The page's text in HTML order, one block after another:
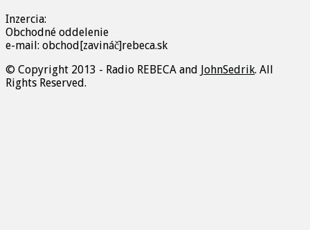
Inzercia:
Obchodné oddelenie
e-mail: obchod[zavináč]rebeca.sk
© Copyright 2013 - Radio REBECA and
JohnSedrik. All
Rights Reserved.